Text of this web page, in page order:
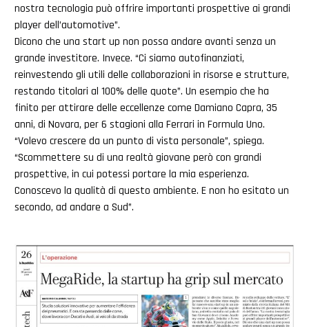
nostra tecnologia può offrire importanti prospettive ai grandi
player dell’automotive”.
Dicono che una start up non possa andare avanti senza un
grande investitore. Invece. “Ci siamo autofinanziati,
reinvestendo gli utili delle collaborazioni in risorse e strutture,
restando titolari al 100% delle quote”. Un esempio che ha
finito per attirare delle eccellenze come Damiano Capra, 35
anni, di Novara, per 6 stagioni alla Ferrari in Formula Uno.
“Volevo crescere da un punto di vista personale”, spiega.
“Scommettere su di una realtà giovane però con grandi
prospettive, in cui potessi portare la mia esperienza.
Conoscevo la qualità di questo ambiente. E non ho esitato un
secondo, ad andare a Sud”.